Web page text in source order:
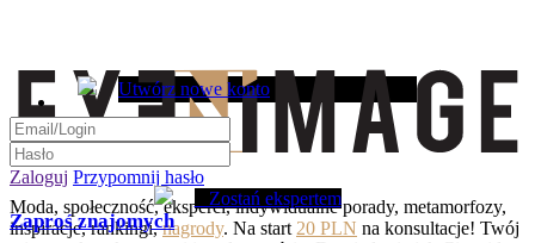
Moda, społeczność, eksperci, indywidualne porady, metamorfozy,
inspiracje, rankingi,nagrody. Na start 20 PLN na konsultacje! Twój
Utwórz nowe konto
Zaloguj Przypomnij hasło
Zostań ekspertem
Zaproś znajomych